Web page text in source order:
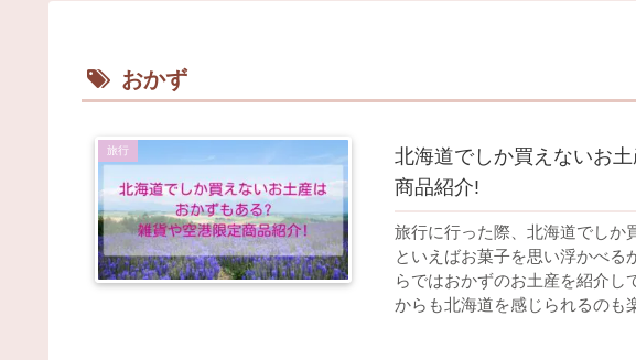
おかず
旅行
北海道でしか買えないお
商品紹介!
旅行に行った際、北海道でしか
といえばお菓子を思い浮かべる
らではおかずのお土産を紹介し
からも北海道を感じられるのも